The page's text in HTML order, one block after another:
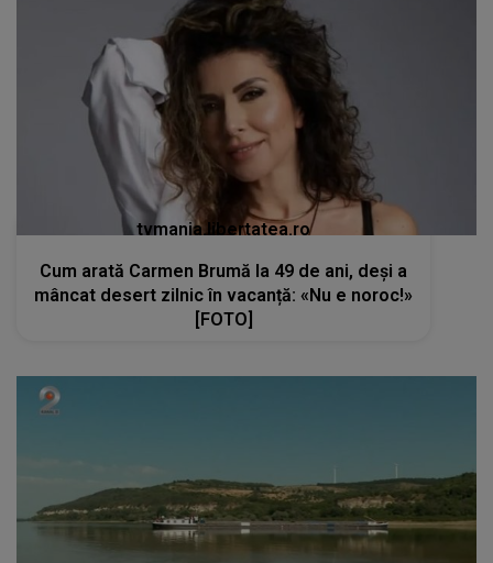
tvmania.libertatea.ro
Cum arată Carmen Brumă la 49 de ani, deși a
mâncat desert zilnic în vacanță: «Nu e noroc!»
[FOTO]